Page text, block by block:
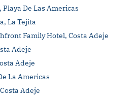
De Las Americas
La Tejita
Family Hotel, Costa Adeje
Adeje
Adeje
La Americas
Adeje